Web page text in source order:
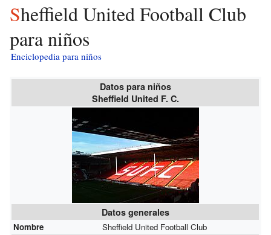
Sheffield United Football Club
para niños
Enciclopedia para niños
Datos para niños
Sheffield United F. C.
Datos generales
Nombre
Sheffield United Football Club